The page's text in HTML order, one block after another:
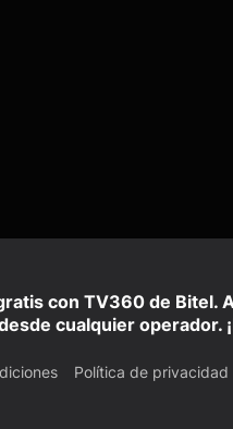
con TV360 de Bitel.
cualquier operador.
Política de privacidad